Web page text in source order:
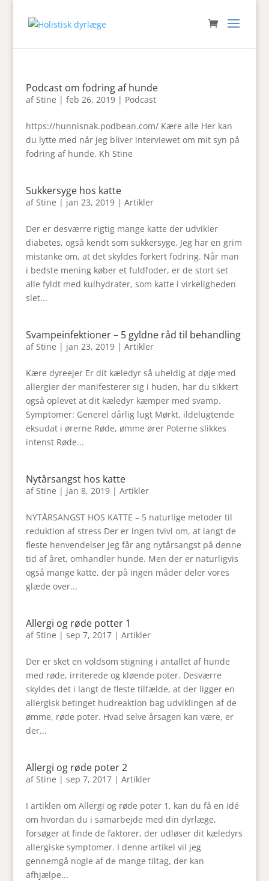
Podcast om fodring af hunde
afStine | feb 26, 2019| Podcast
https://hunnisnak.podbean.com/ Kære alle Her kan
du lytte med når jeg bliver interviewet om mit syn på
fodring af hunde. Kh Stine
Sukkersyge hos katte
afStine | jan 23, 2019| Artikler
Der er desværre rigtig mange katte der udvikler
diabetes, også kendt som sukkersyge. Jeg har en grim
mistanke om, at det skyldes forkert fodring. Når man
i bedste mening køber et fuldfoder, er de stort set
alle fyldt med kulhydrater, som katte i virkeligheden
slet...
Svampeinfektioner – 5 gyldne råd til behandling
afStine | jan 23, 2019| Artikler
Kære dyreejer Er dit kæledyr så uheldig at døje med
allergier der manifesterer sig i huden, har du sikkert
også oplevet at dit kæledyr kæmper med svamp.
Symptomer: Generel dårlig lugt Mørkt, ildelugtende
eksudat i ørerne Røde, ømme ører Poterne slikkes
intenst Røde...
Nytårsangst hos katte
afStine | jan 8, 2019| Artikler
NYTÅRSANGST HOS KATTE – 5 naturlige metoder til
reduktion af stress Der er ingen tvivl om, at langt de
fleste henvendelser jeg får ang nytårsangst på denne
tid af året, omhandler hunde. Men der er naturligvis
også mange katte, der på ingen måder deler vores
glæde over...
Allergi og røde potter 1
afStine | sep 7, 2017| Artikler
Der er sket en voldsom stigning i antallet af hunde
med røde, irriterede og kløende poter. Desværre
skyldes det i langt de fleste tilfælde, at der ligger en
allergisk betinget hudreaktion bag udviklingen af de
ømme, røde poter. Hvad selve årsagen kan være, er
der...
Allergi og røde poter 2
afStine | sep 7, 2017| Artikler
I artiklen om Allergi og røde poter 1, kan du få en idé
om hvordan du i samarbejde med din dyrlæge,
forsøger at finde de faktorer, der udløser dit kæledyrs
allergiske symptomer. I denne artikel vil jeg
gennemgå nogle af de mange tiltag, der kan
afhjælpe...